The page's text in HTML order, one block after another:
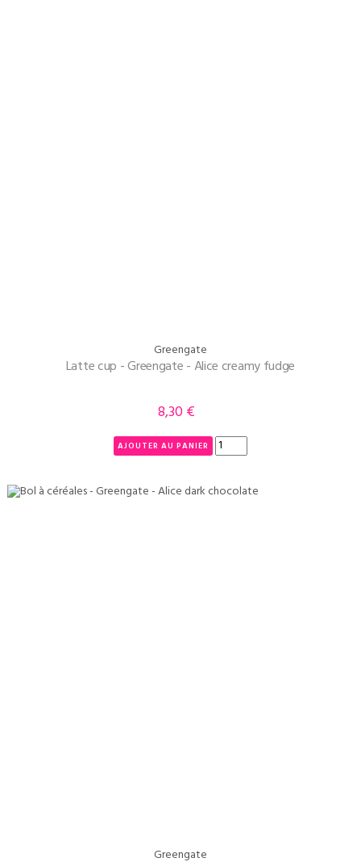
Greengate
Latte cup - Greengate - Alice creamy fudge
Prix
8,30 €
AJOUTER AU PANIER
Greengate